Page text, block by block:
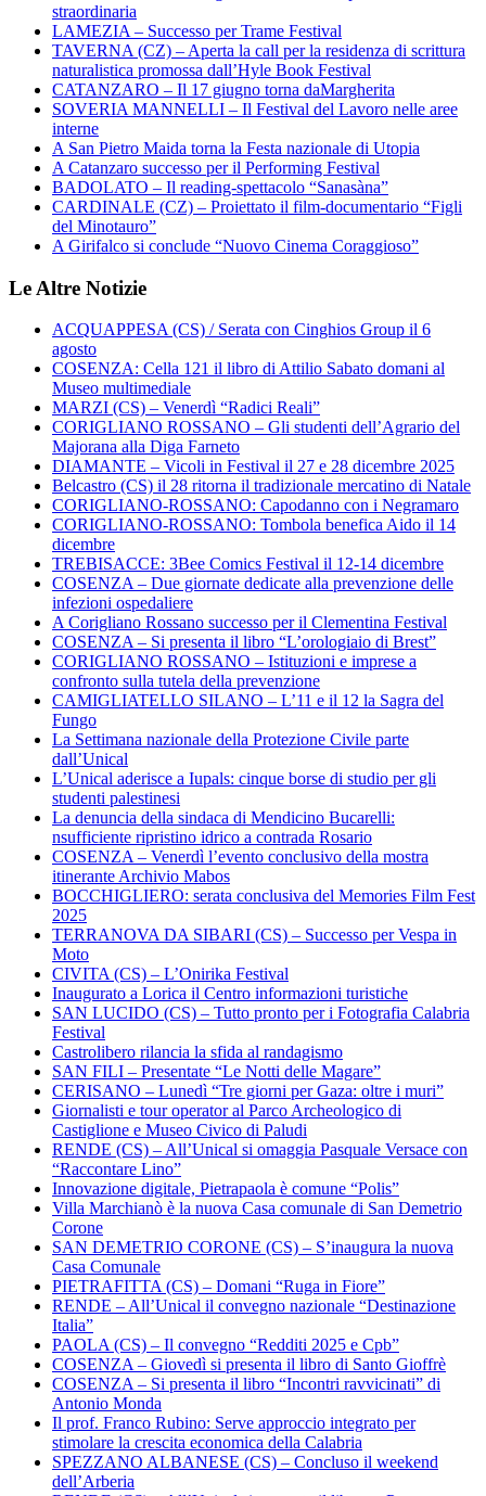
straordinaria
LAMEZIA – Successo per Trame Festival
TAVERNA (CZ) – Aperta la call per la residenza di scrittura
naturalistica promossa dall’Hyle Book Festival
CATANZARO – Il 17 giugno torna daMargherita
SOVERIA MANNELLI – Il Festival del Lavoro nelle aree
interne
A San Pietro Maida torna la Festa nazionale di Utopia
A Catanzaro successo per il Performing Festival
BADOLATO – Il reading-spettacolo “Sanasàna”
CARDINALE (CZ) – Proiettato il film-documentario “Figli
del Minotauro”
A Girifalco si conclude “Nuovo Cinema Coraggioso”
Le Altre Notizie
ACQUAPPESA (CS) / Serata con Cinghios Group il 6
agosto
COSENZA: Cella 121 il libro di Attilio Sabato domani al
Museo multimediale
MARZI (CS) – Venerdì “Radici Reali”
CORIGLIANO ROSSANO – Gli studenti dell’Agrario del
Majorana alla Diga Farneto
DIAMANTE – Vicoli in Festival il 27 e 28 dicembre 2025
Belcastro (CS) il 28 ritorna il tradizionale mercatino di Natale
CORIGLIANO-ROSSANO: Capodanno con i Negramaro
CORIGLIANO-ROSSANO: Tombola benefica Aido il 14
dicembre
TREBISACCE: 3Bee Comics Festival il 12-14 dicembre
COSENZA – Due giornate dedicate alla prevenzione delle
infezioni ospedaliere
A Corigliano Rossano successo per il Clementina Festival
COSENZA – Si presenta il libro “L’orologiaio di Brest”
CORIGLIANO ROSSANO – Istituzioni e imprese a
confronto sulla tutela della prevenzione
CAMIGLIATELLO SILANO – L’11 e il 12 la Sagra del
Fungo
La Settimana nazionale della Protezione Civile parte
dall’Unical
L’Unical aderisce a Iupals: cinque borse di studio per gli
studenti palestinesi
La denuncia della sindaca di Mendicino Bucarelli:
nsufficiente ripristino idrico a contrada Rosario
COSENZA – Venerdì l’evento conclusivo della mostra
itinerante Archivio Mabos
BOCCHIGLIERO: serata conclusiva del Memories Film Fest
2025
TERRANOVA DA SIBARI (CS) – Successo per Vespa in
Moto
CIVITA (CS) – L’Onirika Festival
Inaugurato a Lorica il Centro informazioni turistiche
SAN LUCIDO (CS) – Tutto pronto per i Fotografia Calabria
Festival
Castrolibero rilancia la sfida al randagismo
SAN FILI – Presentate “Le Notti delle Magare”
CERISANO – Lunedì “Tre giorni per Gaza: oltre i muri”
Giornalisti e tour operator al Parco Archeologico di
Castiglione e Museo Civico di Paludi
RENDE (CS) – All’Unical si omaggia Pasquale Versace con
“Raccontare Lino”
Innovazione digitale, Pietrapaola è comune “Polis”
Villa Marchianò è la nuova Casa comunale di San Demetrio
Corone
SAN DEMETRIO CORONE (CS) – S’inaugura la nuova
Casa Comunale
PIETRAFITTA (CS) – Domani “Ruga in Fiore”
RENDE – All’Unical il convegno nazionale “Destinazione
Italia”
PAOLA (CS) – Il convegno “Redditi 2025 e Cpb”
COSENZA – Giovedì si presenta il libro di Santo Gioffrè
COSENZA – Si presenta il libro “Incontri ravvicinati” di
Antonio Monda
Il prof. Franco Rubino: Serve approccio integrato per
stimolare la crescita economica della Calabria
SPEZZANO ALBANESE (CS) – Concluso il weekend
dell’Arberia